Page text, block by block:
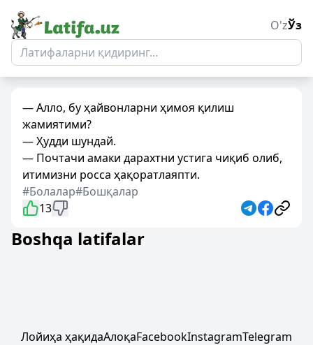
O'zЎз
— Алло, бу ҳайвонларни ҳимоя қилиш
жамиятими?
— Ҳудди шундай.
— Почтачи амаки дарахтни устига чиқиб олиб,
итимизни росса ҳақоратлаяпти.
#Болалар#Бошқалар
13
Boshqa latifalar
Лойиҳа ҳақидаАлоқаFacebookInstagramTelegram